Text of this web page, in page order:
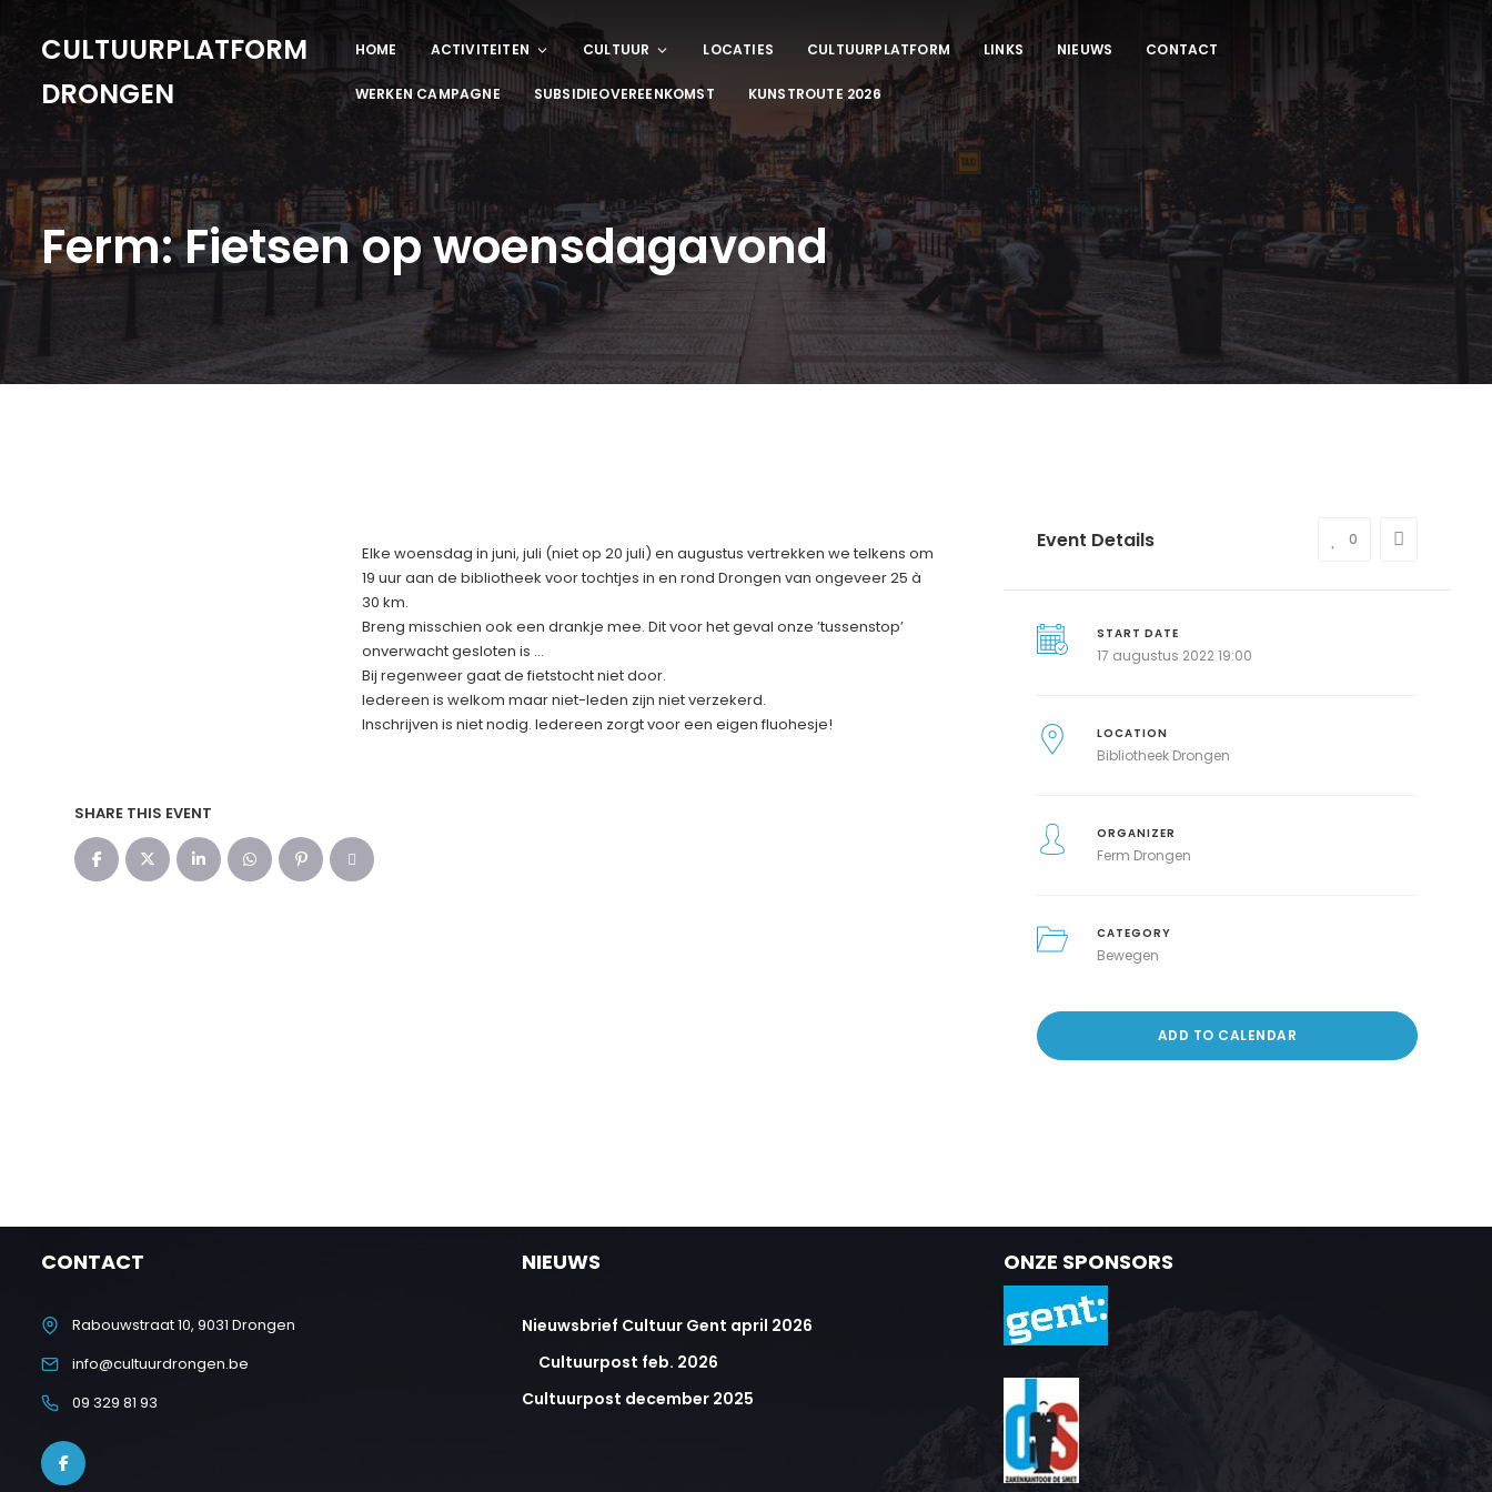
CULTUURPLATFORM
DRONGEN
HOME ACTIVITEITEN CULTUUR LOCATIES CULTUURPLATFORM LINKS NIEUWS CONTACT
WERKEN CAMPAGNE SUBSIDIEOVEREENKOMST KUNSTROUTE 2026
Ferm: Fietsen op woensdagavond
Elke woensdag in juni, juli (niet op 20 juli) en augustus vertrekken we telkens om
19 uur aan de bibliotheek voor tochtjes in en rond Drongen van ongeveer 25 à
30 km.
Breng misschien ook een drankje mee. Dit voor het geval onze ’tussenstop’
onverwacht gesloten is …
Bij regenweer gaat de fietstocht niet door.
Iedereen is welkom maar niet-leden zijn niet verzekerd.
Inschrijven is niet nodig. Iedereen zorgt voor een eigen fluohesje!
SHARE THIS EVENT
Event Details 0
START DATE
17 augustus 2022 19:00
LOCATION
Bibliotheek Drongen
ORGANIZER
Ferm Drongen
CATEGORY
Bewegen
ADD TO CALENDAR
CONTACT
Rabouwstraat 10, 9031 Drongen
info@cultuurdrongen.be
09 329 81 93
NIEUWS
Nieuwsbrief Cultuur Gent april 2026
Cultuurpost feb. 2026
Cultuurpost december 2025
ONZE SPONSORS